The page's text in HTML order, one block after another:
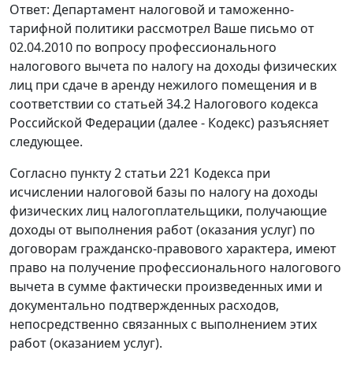
Ответ: Департамент налоговой и таможенно-
тарифной политики рассмотрел Ваше письмо от
02.04.2010 по вопросу профессионального
налогового вычета по налогу на доходы физических
лиц при сдаче в аренду нежилого помещения и в
соответствии со статьей 34.2 Налогового кодекса
Российской Федерации (далее - Кодекс) разъясняет
следующее.
Согласно пункту 2 статьи 221 Кодекса при
исчислении налоговой базы по налогу на доходы
физических лиц налогоплательщики, получающие
доходы от выполнения работ (оказания услуг) по
договорам гражданско-правового характера, имеют
право на получение профессионального налогового
вычета в сумме фактически произведенных ими и
документально подтвержденных расходов,
непосредственно связанных с выполнением этих
работ (оказанием услуг).